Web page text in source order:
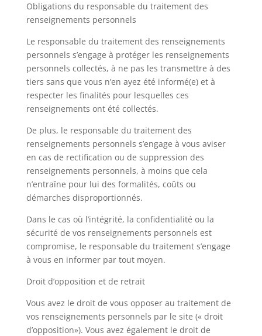
Obligations du responsable du traitement des
renseignements personnels
Le responsable du traitement des renseignements
personnels s’engage à protéger les renseignements
personnels collectés, à ne pas les transmettre à des
tiers sans que vous n’en ayez été informé(e) et à
respecter les finalités pour lesquelles ces
renseignements ont été collectés.
De plus, le responsable du traitement des
renseignements personnels s’engage à vous aviser
en cas de rectification ou de suppression des
renseignements personnels, à moins que cela
n’entraîne pour lui des formalités, coûts ou
démarches disproportionnés.
Dans le cas où l’intégrité, la confidentialité ou la
sécurité de vos renseignements personnels est
compromise, le responsable du traitement s’engage
à vous en informer par tout moyen.
Droit d’opposition et de retrait
Vous avez le droit de vous opposer au traitement de
vos renseignements personnels par le site (« droit
d’opposition»). Vous avez également le droit de